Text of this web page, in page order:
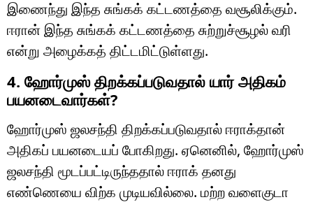
இணைந்து இந்த சுங்கக் கட்டணத்தை வசூலிக்கும்.
ஈரான் இந்த சுங்கக் கட்டணத்தை சுற்றுச்சூழல் வரி
என்று அழைக்கத் திட்டமிட்டுள்ளது.
4. ஹோர்முஸ் திறக்கப்படுவதால் யார் அதிகம்
பயனடைவார்கள்?
ஹோர்முஸ் ஜலசந்தி திறக்கப்படுவதால் ஈராக்தான்
அதிகப் பயனடையப் போகிறது. ஏனெனில், ஹோர்முஸ்
ஜலசந்தி மூடப்பட்டிருந்ததால் ஈராக் தனது
எண்ணெயை விற்க முடியவில்லை. மற்ற வளைகுடா